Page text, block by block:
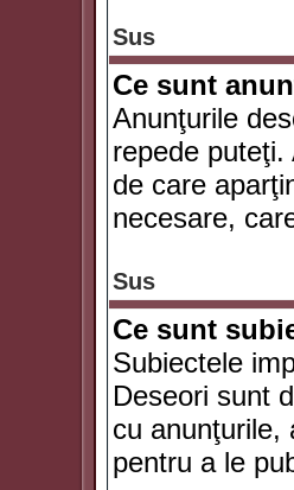
Sus
Ce sunt
Anunţurile
repede
de care
necesare,
Sus
Ce sunt
Subiectele
Deseori sunt
cu anunţurile,
pentru a le